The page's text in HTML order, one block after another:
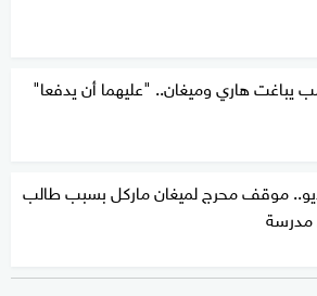
يباغت هاري وميغان.. "عليهما أن يدفعا"
موقف محرج لميغان ماركل بسبب طالب